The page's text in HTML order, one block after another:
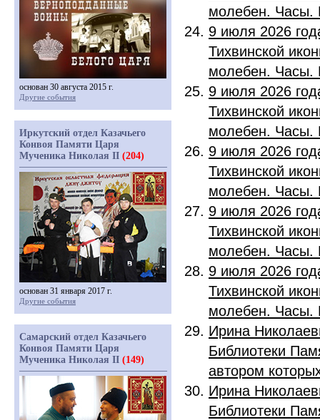
молебен. Часы.
9 июля 2026
Тихвинской
молебен. Часы.
9 июля 2026
Тихвинской
молебен. Часы.
9 июля 2026
Тихвинской
молебен. Часы.
9 июля 2026
Тихвинской
молебен. Часы.
9 июля 2026
Тихвинской
молебен. Часы.
Ирина
Библиотеки
автором
Ирина
Библиотеки
основан 30 августа 2015 г.
Другие события
Иркутский отдел Казачьего
Конвоя Памяти Царя
Мученика Николая II (204)
основан 31 января 2017 г.
Другие события
Самарский отдел Казачьего
Конвоя Памяти Царя
Мученика Николая II (149)